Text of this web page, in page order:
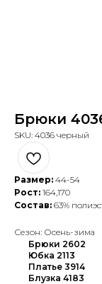
Брюки
SKU: 4036 черный
Размер: 44-54
Рост: 164,170
Состав: 63%
Сезон: Осень-зима
Брюки 2602
Юбка 2113
Платье 3914
Блузка 4183